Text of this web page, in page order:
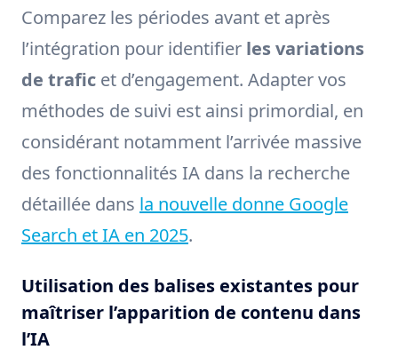
Comparez les périodes avant et après
l’intégration pour identifier les variations
de trafic et d’engagement. Adapter vos
méthodes de suivi est ainsi primordial, en
considérant notamment l’arrivée massive
des fonctionnalités IA dans la recherche
détaillée dans la nouvelle donne Google
Search et IA en 2025.
Utilisation des balises existantes pour
maîtriser l’apparition de contenu dans
l’IA